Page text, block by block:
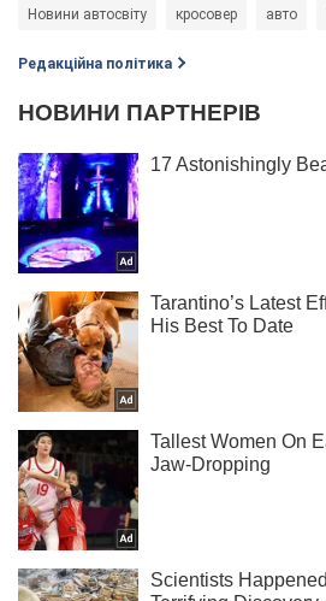
Новини автосвіту кросовер авто
Редакційна політика